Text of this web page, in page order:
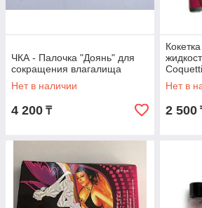
ЧКА - Палочка "Доянь" для
сокращения влагалища
Нет в наличии
4 200 ₸
10мл*9
Нет в
2 500